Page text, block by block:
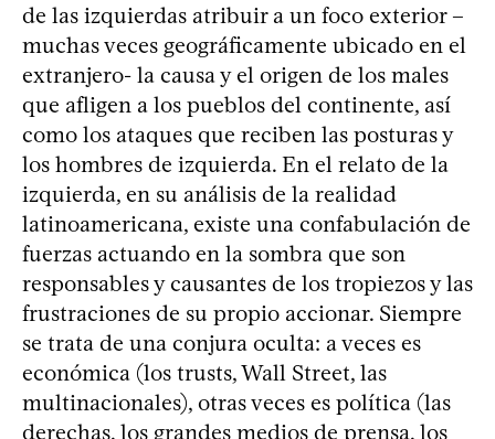
de las izquierdas atribuir a un foco exterior –
muchas veces geográficamente ubicado en el
extranjero- la causa y el origen de los males
que afligen a los pueblos del continente, así
como los ataques que reciben las posturas y
los hombres de izquierda. En el relato de la
izquierda, en su análisis de la realidad
latinoamericana, existe una confabulación de
fuerzas actuando en la sombra que son
responsables y causantes de los tropiezos y las
frustraciones de su propio accionar. Siempre
se trata de una conjura oculta: a veces es
económica (los trusts, Wall Street, las
multinacionales), otras veces es política (las
derechas, los grandes medios de prensa, los